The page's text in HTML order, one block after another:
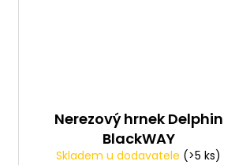
Nerezový hrnek Delphin
BlackWAY
Skladem u dodavatele (>5 ks)